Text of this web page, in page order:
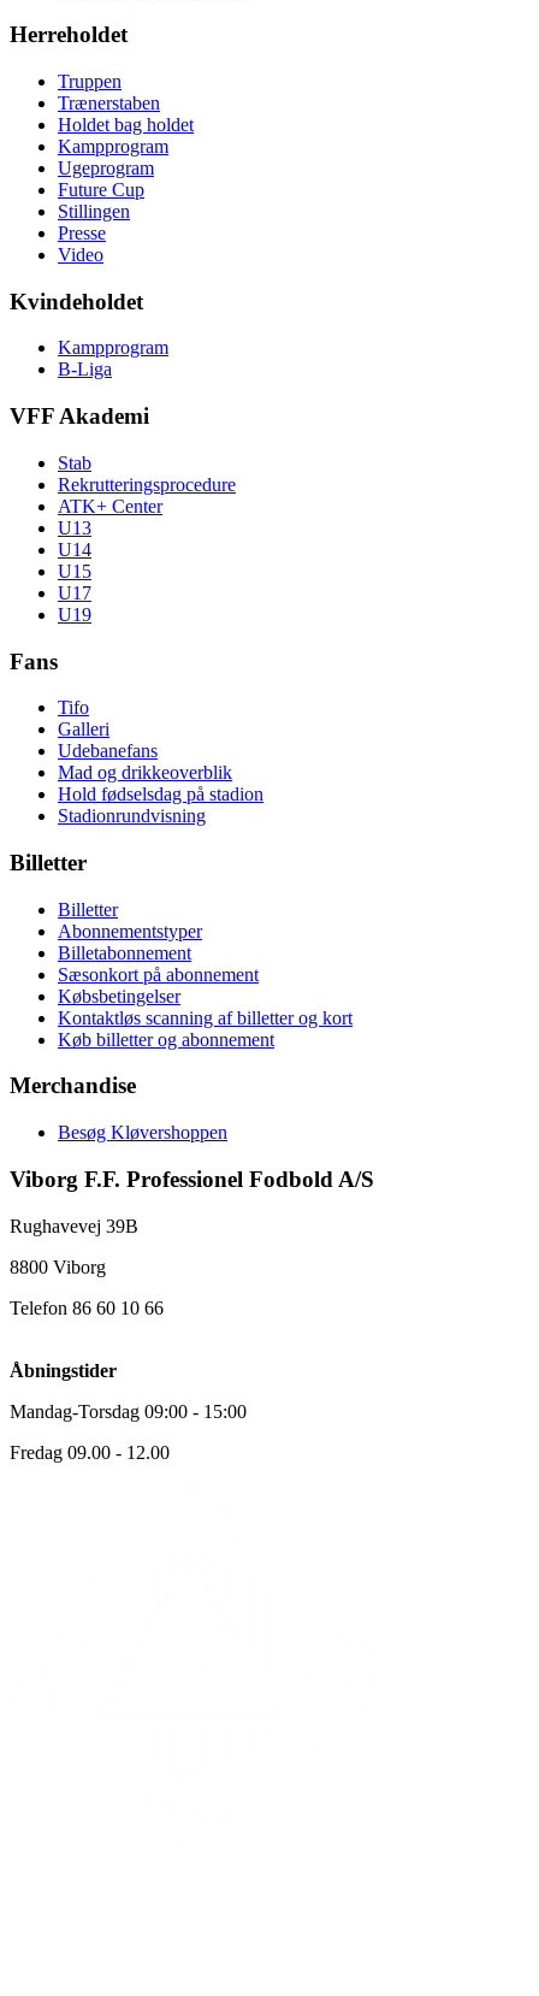
Herreholdet
Truppen
Trænerstaben
Holdet bag holdet
Kampprogram
Ugeprogram
Future Cup
Stillingen
Presse
Video
Kvindeholdet
Kampprogram
B-Liga
VFF Akademi
Stab
Rekrutteringsprocedure
ATK+ Center
U13
U14
U15
U17
U19
Fans
Tifo
Galleri
Udebanefans
Mad og drikkeoverblik
Hold fødselsdag på stadion
Stadionrundvisning
Billetter
Billetter
Abonnementstyper
Billetabonnement
Sæsonkort på abonnement
Købsbetingelser
Kontaktløs scanning af billetter og kort
Køb billetter og abonnement
Merchandise
Besøg Kløvershoppen
Viborg F.F. Professionel Fodbold A/S
Rughavevej 39B
8800 Viborg
Telefon 86 60 10 66
Åbningstider
Mandag-Torsdag 09:00 - 15:00
Fredag 09.00 - 12.00